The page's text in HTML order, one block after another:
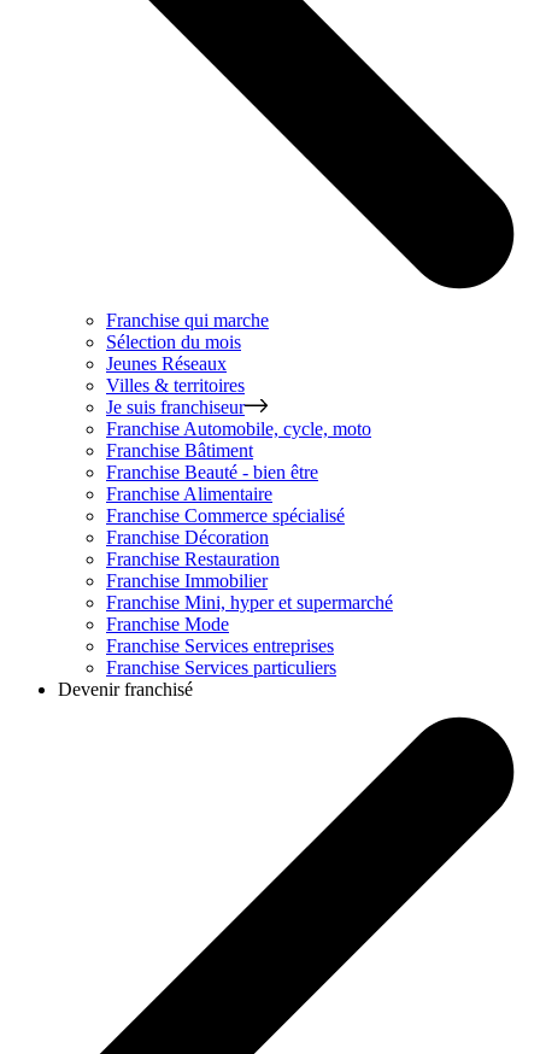
Franchise qui marche
Sélection du mois
Jeunes Réseaux
Villes & territoires
Je suis franchiseur
Franchise Automobile, cycle, moto
Franchise Bâtiment
Franchise Beauté - bien être
Franchise Alimentaire
Franchise Commerce spécialisé
Franchise Décoration
Franchise Restauration
Franchise Immobilier
Franchise Mini, hyper et supermarché
Franchise Mode
Franchise Services entreprises
Franchise Services particuliers
Devenir franchisé